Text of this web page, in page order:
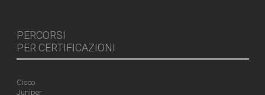
PERCORSI
PER CERTIFICAZIONI
Cisco
Juniper